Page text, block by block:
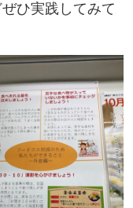
ひ実践してみて